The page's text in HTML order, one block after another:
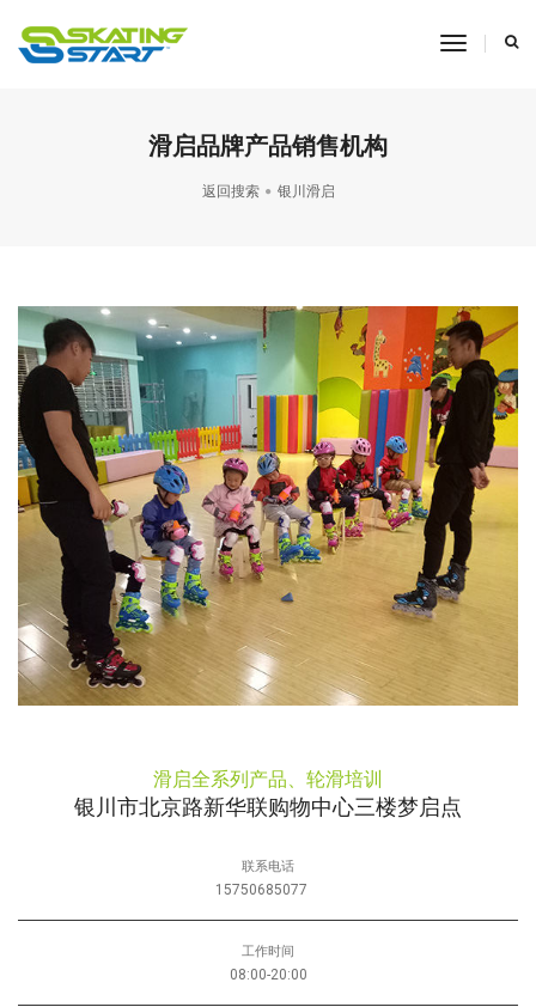
toggle
滑启品牌产品销售机构
返回搜索 银川滑启
滑启全系列产品、轮滑培训
银川市北京路新华联购物中心三楼梦启点
联系电话
15750685077
工作时间
08:00-20:00